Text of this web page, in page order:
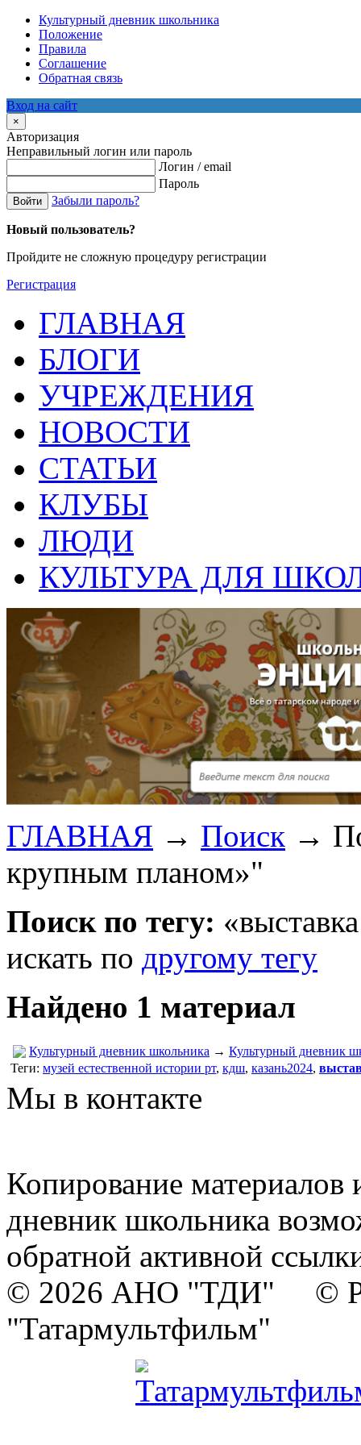
Культурный дневник школьника
Положение
Правила
Соглашение
Обратная связь
Вход на сайт
×
Авторизация
Неправильный логин или пароль
Логин / email
Пароль
Войти Забыли пароль?
Новый пользователь?
Пройдите не сложную процедуру регистрации
Регистрация
ГЛАВНАЯ
БЛОГИ
УЧРЕЖДЕНИЯ
НОВОСТИ
СТАТЬИ
КЛУБЫ
ЛЮДИ
КУЛЬТУРА ДЛЯ
ГЛАВНАЯ → Поиск →
крупным планом»"
Поиск по тегу:
искать по другому тегу
Найдено 1 материал
Культурный дневник школьника → Культурный дневник
Теги: музей естественной истории рт, кдш, казань2024,
Мы в контакте
Копирование материалов
дневник школьника
обратной активной
© 2026 АНО "ТДИ" ©
"Татармультфильм"